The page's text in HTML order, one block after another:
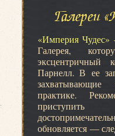
Галереи
«Империя
Галерея,
Парнелл. В ее
практике.
обновляется —